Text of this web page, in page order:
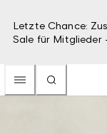
Letzte Chance:
Sale für Mitglieder